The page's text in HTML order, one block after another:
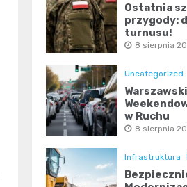
Ostatnia
przygody:
turnusu!
8 sierpnia
Uncategorized
w Ruchu
8 sierpnia
Infrastruktura